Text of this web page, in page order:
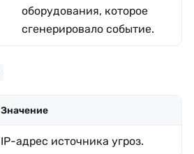
оборудования, которое
сгенерировало событие.
Значение
IP-адрес источника угроз.